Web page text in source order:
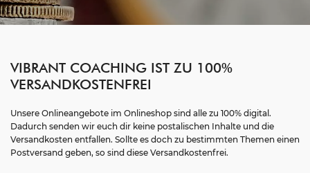
VIBRANT COACHING IST ZU 100%
VERSANDKOSTENFREI
Unsere Onlineangebote im Onlineshop sind alle zu 100% digital.
Dadurch senden wir euch dir keine postalischen Inhalte und die
Versandkosten entfallen. Sollte es doch zu bestimmten Themen einen
Postversand geben, so sind diese Versandkostenfrei.